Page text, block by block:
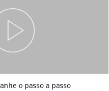
o passo a passo